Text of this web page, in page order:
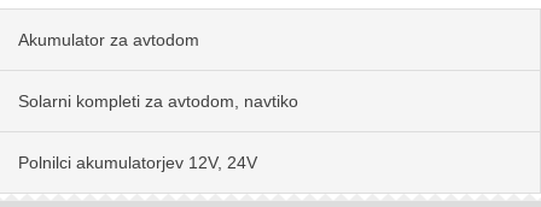
Akumulator za avtodom
Solarni kompleti za avtodom, navtiko
Polnilci akumulatorjev 12V, 24V